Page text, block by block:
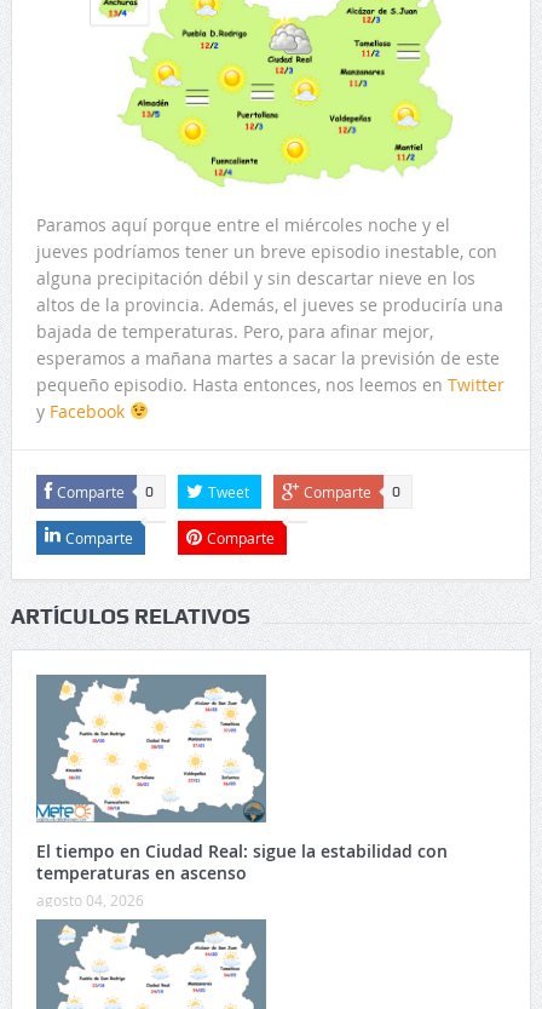
Paramos aquí porque entre el miércoles noche y el
jueves podríamos tener un breve episodio inestable, con
alguna precipitación débil y sin descartar nieve en los
altos de la provincia. Además, el jueves se produciría una
bajada de temperaturas. Pero, para afinar mejor,
esperamos a mañana martes a sacar la previsión de este
pequeño episodio. Hasta entonces, nos leemos en Twitter
y Facebook
Comparte 0 Tweet Comparte 0
Comparte Comparte
ARTÍCULOS RELATIVOS
El tiempo en Ciudad Real: sigue la estabilidad con
temperaturas en ascenso
agosto 04, 2026